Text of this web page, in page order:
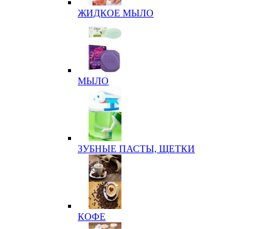
ЖИДКОЕ МЫЛО
МЫЛО
ЗУБНЫЕ ПАСТЫ, ЩЕТКИ
КОФЕ